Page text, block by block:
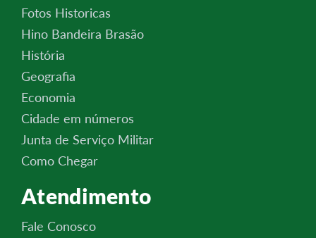
Fotos Historicas
Hino Bandeira Brasão
História
Geografia
Economia
Cidade em números
Junta de Serviço Militar
Como Chegar
Atendimento
Fale Conosco